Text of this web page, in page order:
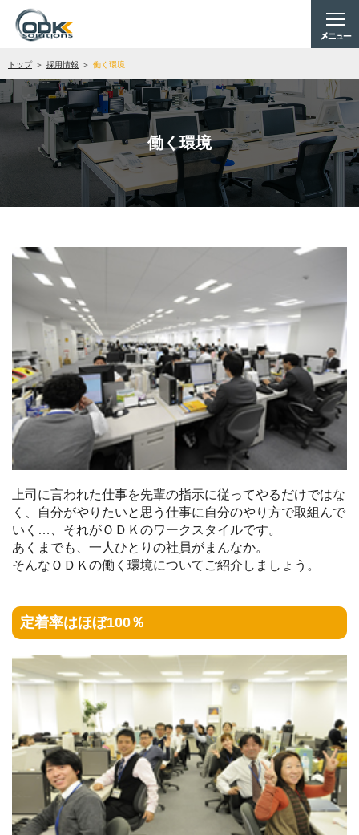
トップ 採用情報 働く環境
働く環境
上司に言われた仕事を先輩の指示に従ってやるだけではな
く、自分がやりたいと思う仕事に自分のやり方で取組んで
いく…、それがＯＤＫのワークスタイルです。
あくまでも、一人ひとりの社員がまんなか。
そんなＯＤＫの働く環境についてご紹介しましょう。
定着率はほぼ100％